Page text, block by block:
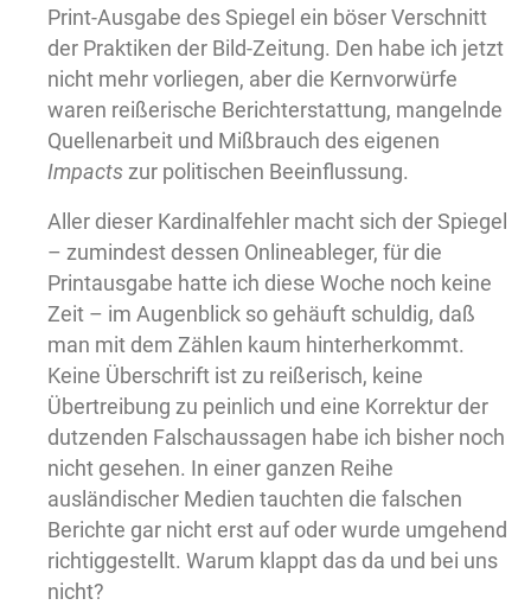
Print-Ausgabe des Spiegel ein böser Verschnitt
der Praktiken der Bild-Zeitung. Den habe ich jetzt
nicht mehr vorliegen, aber die Kernvorwürfe
waren reißerische Berichterstattung, mangelnde
Quellenarbeit und Mißbrauch des eigenen
Impacts zur politischen Beeinflussung.
Aller dieser Kardinalfehler macht sich der Spiegel
– zumindest dessen Onlineableger, für die
Printausgabe hatte ich diese Woche noch keine
Zeit – im Augenblick so gehäuft schuldig, daß
man mit dem Zählen kaum hinterherkommt.
Keine Überschrift ist zu reißerisch, keine
Übertreibung zu peinlich und eine Korrektur der
dutzenden Falschaussagen habe ich bisher noch
nicht gesehen. In einer ganzen Reihe
ausländischer Medien tauchten die falschen
Berichte gar nicht erst auf oder wurde umgehend
richtiggestellt. Warum klappt das da und bei uns
nicht?